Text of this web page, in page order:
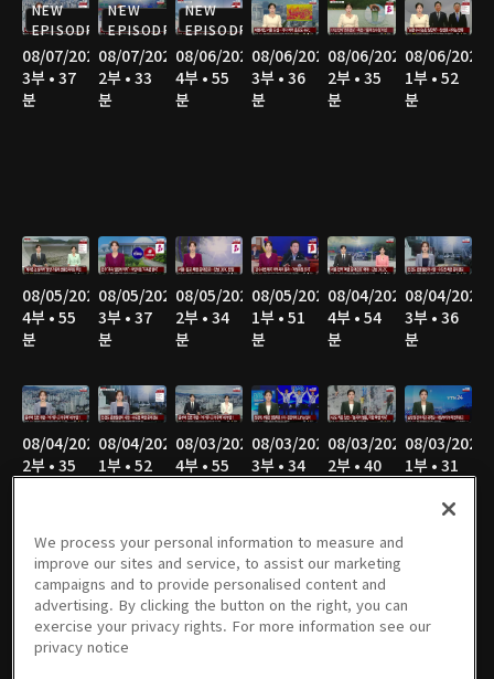
NEW
EPISODE
08/07/2026
3부 • 37
분
NEW
EPISODE
08/07/2026
2부 • 33
분
NEW
EPISODE
08/06/2026
4부 • 55
분
08/06/2026
3부 • 36
분
08/06/2026
2부 • 35
분
08/06/2026
1부 • 52
분
08/05/2026
4부 • 55
분
08/05/2026
3부 • 37
분
08/05/2026
2부 • 34
분
08/05/2026
1부 • 51
분
08/04/2026
4부 • 54
분
08/04/2026
3부 • 36
분
08/04/2026
2부 • 35
08/04/2026
1부 • 52
08/03/2026
4부 • 55
08/03/2026
3부 • 34
08/03/2026
2부 • 40
08/03/2026
1부 • 31
08/02/2026
8부 • 21
분
08/02/2026
7부 • 47
분
08/02/2026
6부 • 34
분
08/02/2026
5부 • 49
분
08/02/2026
4부 • 47
분
3부 • 36
분
We process your personal information to measure and
improve our sites and service, to assist our marketing
campaigns and to provide personalised content and
advertising. By clicking the button on the right, you can
exercise your privacy rights. For more information see our
privacy notice